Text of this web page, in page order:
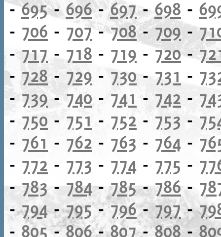
-695-696-697-698 -
- 706 - 707-708-709-
-717 - 718 - 719 -720-
- 728 -729 - 730- 731 -
-739-740 - 741 - 742 -
- 750 - 751 - 752 - 753 -
- 761 - 762 - 763 - 764 -
- 772 - 773 - 774 - 775 -
-783 -784-785-786-
-794-795-796-797-
- 805-806-807-808-